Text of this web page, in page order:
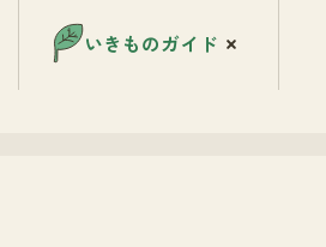
いきものガイド